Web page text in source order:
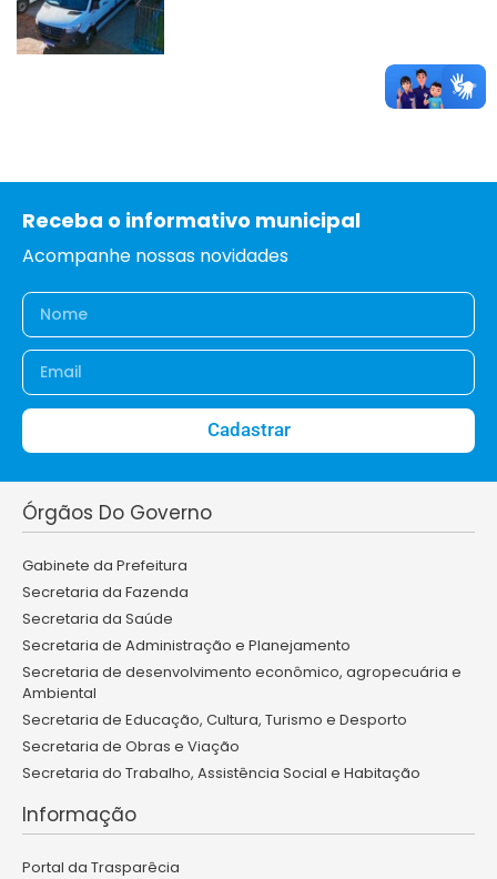
Receba o informativo municipal
Acompanhe nossas novidades
Cadastrar
Órgãos Do Governo
Gabinete da Prefeitura
Secretaria da Fazenda
Secretaria da Saúde
Secretaria de Administração e Planejamento
Secretaria de desenvolvimento econômico, agropecuária e
Ambiental
Secretaria de Educação, Cultura, Turismo e Desporto
Secretaria de Obras e Viação
Secretaria do Trabalho, Assistência Social e Habitação
Informação
Portal da Trasparêcia